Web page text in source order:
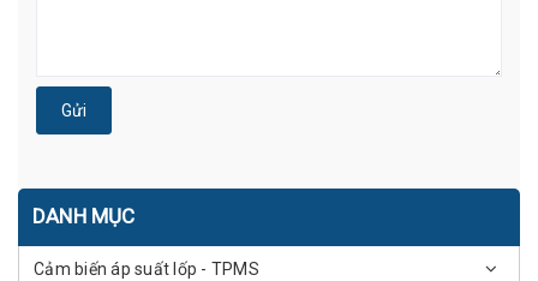
Gửi
DANH MỤC
Cảm biến áp suất lốp - TPMS